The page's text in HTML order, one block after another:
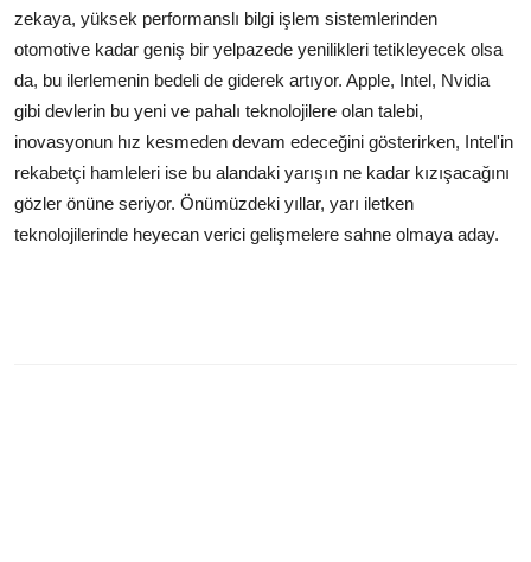
zekaya, yüksek performanslı bilgi işlem sistemlerinden
otomotive kadar geniş bir yelpazede yenilikleri tetikleyecek olsa
da, bu ilerlemenin bedeli de giderek artıyor. Apple, Intel, Nvidia
gibi devlerin bu yeni ve pahalı teknolojilere olan talebi,
inovasyonun hız kesmeden devam edeceğini gösterirken, Intel'in
rekabetçi hamleleri ise bu alandaki yarışın ne kadar kızışacağını
gözler önüne seriyor. Önümüzdeki yıllar, yarı iletken
teknolojilerinde heyecan verici gelişmelere sahne olmaya aday.